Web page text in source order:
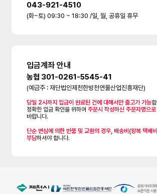
043-921-4510
(화~토) 09:30 ~ 18:30 /일, 월, 공휴일 휴무
입금계좌 안내
농협 301-0261-5545-41
(예금주 : 재단법인제천한방천연물산업진흥재단)
당일 2시까지 입금이 완료된 건에 대해서만 출고가 가능
정확한 입금 확인을 위하여주문시 작성하신 주문자명으
바랍니다.
단순 변심에 의한 반품 및 교환의 경우, 배송비(왕복 택배
부담하셔야 합니다.